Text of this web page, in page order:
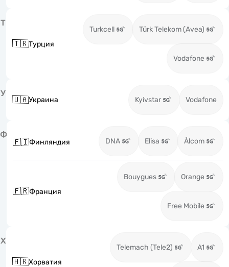
Т
🇹🇷Турция
Turkcell Türk Telekom (Avea)
Vodafone
У
🇺🇦Украина Kyivstar Vodafone
Ф
🇫🇮Финляндия DNA Elisa Ålcom
🇫🇷Франция
Bouygues Orange
Free Mobile
Х
🇭🇷Хорватия
Telemach (Tele2) A1